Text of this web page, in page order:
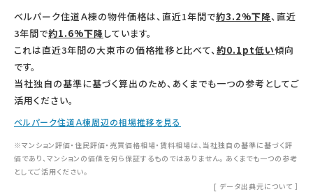
ベルパーク住道Ａ棟の物件価格は、直近1年間で約3.2%下降、直近
3年間で約1.6%下降しています。
これは直近3年間の大東市の価格推移と比べて、約0.1pt低い傾向
です。
当社独自の基準に基づく算出のため、あくまでも一つの参考としてご
活用ください。
ベルパーク住道Ａ棟周辺の相場推移を見る
※マンション評価・住民評価・売買価格相場・賃料相場は、当社独自の基準に基づく評
価であり、マンションの価値を何ら保証するものではありません。 あくまでも一つの参考
としてご活用ください。
[ データ出典元について ］